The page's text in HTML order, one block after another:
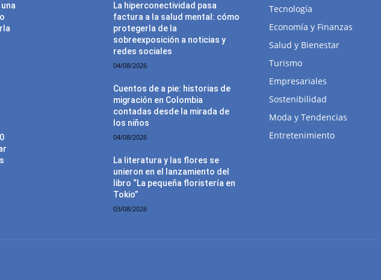
La hiperconectividad pasa
factura a la salud mental: cómo
protegerla de la
sobreexposición a noticias y
redes sociales
04/08/2026
Cuentos de a pie: historias de
migración en Colombia
contadas desde la mirada de
los niños
04/08/2026
La literatura y las flores se
unieron en el lanzamiento del
libro “La pequeña floristería en
Tokio”
03/08/2026
Tecnología
Economía y Finanzas
Salud y Bienestar
Turismo
Empresariales
Sostenibilidad
Moda y Tendencias
Entretenimiento